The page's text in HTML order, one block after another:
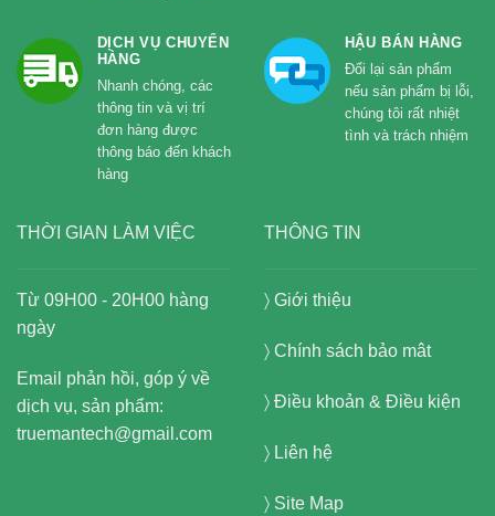
DỊCH VỤ CHUYỂN
HÀNG
Nhanh chóng, các
thông tin và vị trí
đơn hàng được
thông báo đến khách
hàng
HẬU BÁN HÀNG
Đổi lại sản phẩm
nếu sản phẩm bị lỗi,
chúng tôi rất nhiệt
tình và trách nhiệm
THỜI GIAN LÀM VIỆC
Từ 09H00 - 20H00 hàng
ngày
Email phản hồi, góp ý về
dịch vụ, sản phẩm:
truemantech@gmail.com
THÔNG TIN
〉 Giới thiệu
〉 Chính sách bảo mât
〉 Điều khoản & Điều kiện
〉 Liên hệ
〉 Site Map